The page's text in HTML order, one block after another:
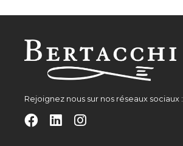
Rejoignez nous sur nos réseaux sociaux :